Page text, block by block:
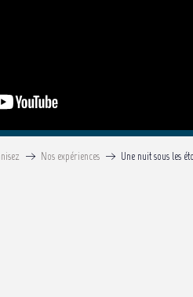
Nos expériences Une nuit sous les